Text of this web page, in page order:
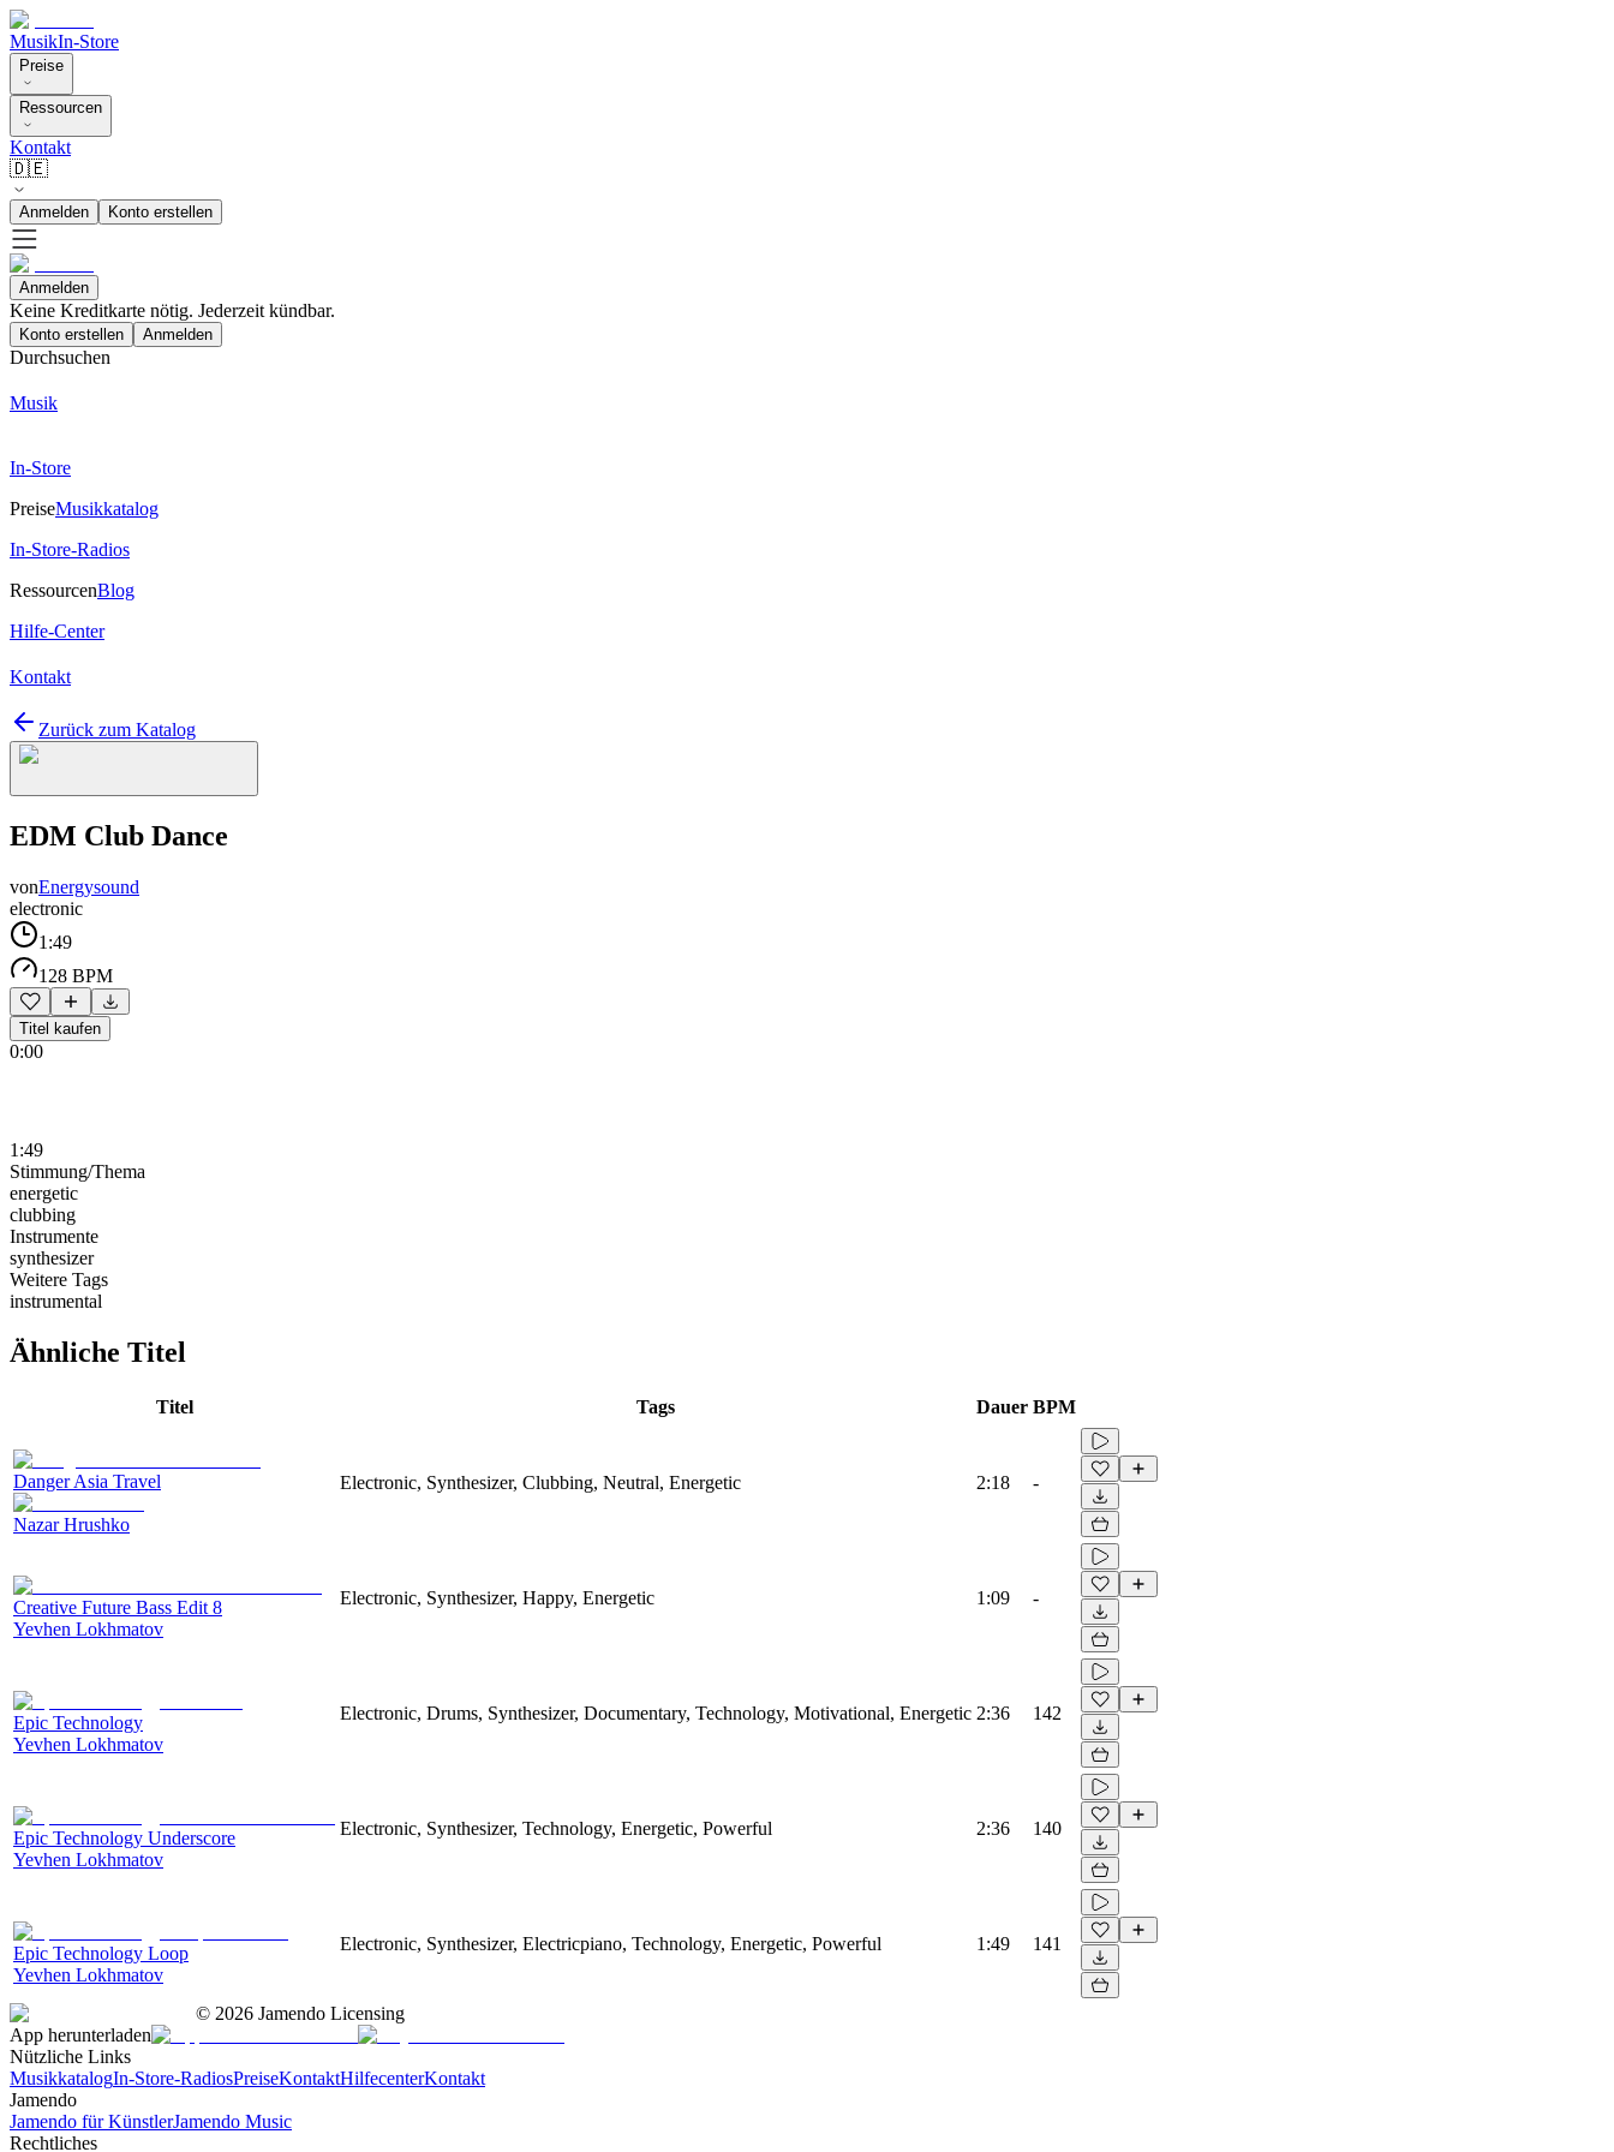
MusikIn-Store
Preise
Ressourcen
Kontakt
🇩🇪
Anmelden Konto erstellen
Anmelden
Keine Kreditkarte nötig. Jederzeit kündbar.
Konto erstellen Anmelden
Durchsuchen
Musik
In-Store
PreiseMusikkatalog
In-Store-Radios
RessourcenBlog
Hilfe-Center
Kontakt
Zurück zum Katalog
EDM Club Dance
vonEnergysound
electronic
1:49
128 BPM
Titel kaufen
0:00
1:49
Stimmung/Thema
energetic
clubbing
Instrumente
synthesizer
Weitere Tags
instrumental
Ähnliche Titel
Titel Tags Dauer BPM
Danger Asia Travel
Nazar Hrushko
Electronic, Synthesizer, Clubbing, Neutral, Energetic 2:18 -
Creative Future Bass Edit 8
Yevhen Lokhmatov
Electronic, Synthesizer, Happy, Energetic 1:09 -
Epic Technology
Yevhen Lokhmatov
Electronic, Drums, Synthesizer, Documentary, Technology, Motivational, Energetic 2:36 142
Epic Technology Underscore
Yevhen Lokhmatov
Electronic, Synthesizer, Technology, Energetic, Powerful 2:36 140
Epic Technology Loop
Yevhen Lokhmatov
Electronic, Synthesizer, Electricpiano, Technology, Energetic, Powerful 1:49 141
© 2026 Jamendo Licensing
App herunterladen
Nützliche Links
MusikkatalogIn-Store-RadiosPreiseKontaktHilfecenterKontakt
Jamendo
Jamendo für KünstlerJamendo Music
Rechtliches